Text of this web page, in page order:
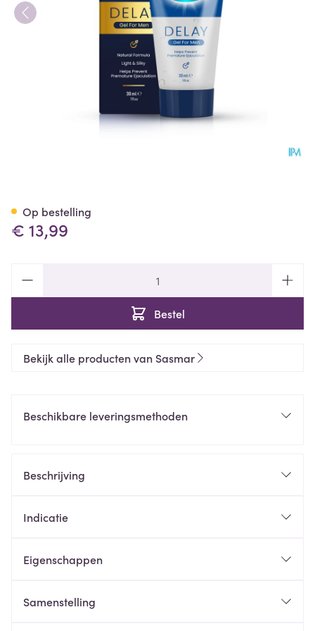
€ 13,99
Bestel
Op bestelling
Bekijk alle producten van Sasmar
Beschikbare leveringsmethoden
Beschrijving
Indicatie
Eigenschappen
Samenstelling